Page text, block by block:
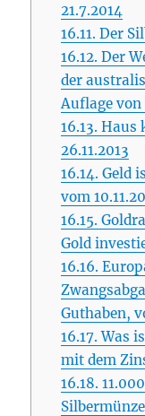
21.7.2014
16.11. Der
16.12. Der
der
Auflage
16.13. Haus
26.11.2013
16.14. Geld
vom
16.15.
Gold
16.16.
Guthaben,
16.17. Was
mit dem
16.18.